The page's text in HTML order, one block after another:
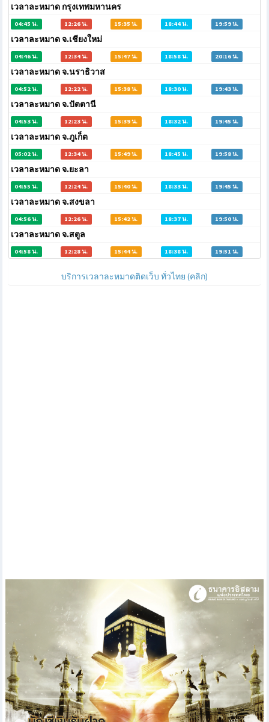
เวลาละหมาด กรุงเทพมหานคร
04:45 น. 12:26 น. 15:35 น. 18:44 น. 19:59 น.
เวลาละหมาด จ.เชียงใหม่
04:46 น. 12:34 น. 15:47 น. 18:58 น. 20:16 น.
เวลาละหมาด จ.นราธิวาส
04:52 น. 12:22 น. 15:38 น. 18:30 น. 19:43 น.
เวลาละหมาด จ.ปัตตานี
04:53 น. 12:23 น. 15:39 น. 18:32 น. 19:45 น.
เวลาละหมาด จ.ภูเก็ต
05:02 น. 12:34 น. 15:49 น. 18:45 น. 19:58 น.
เวลาละหมาด จ.ยะลา
04:55 น. 12:24 น. 15:40 น. 18:33 น. 19:45 น.
เวลาละหมาด จ.สงขลา
04:56 น. 12:26 น. 15:42 น. 18:37 น. 19:50 น.
เวลาละหมาด จ.สตูล
04:58 น. 12:28 น. 15:44 น. 18:38 น. 19:51 น.
บริการเวลาละหมาดติดเว็บ ทั่วไทย (คลิก)